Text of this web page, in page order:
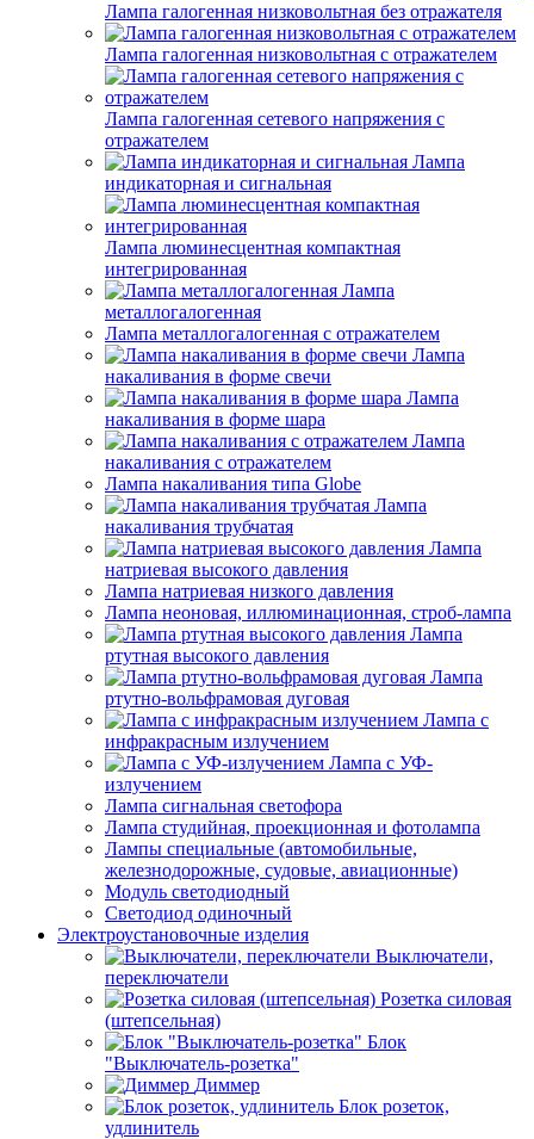
Лампа галогенная низковольтная без отражателя
Лампа галогенная низковольтная с отражателем
Лампа галогенная сетевого напряжения с
отражателем
Лампа
индикаторная и сигнальная
Лампа люминесцентная компактная
интегрированная
Лампа
металлогалогенная
Лампа металлогалогенная с отражателем
Лампа
накаливания в форме свечи
Лампа
накаливания в форме шара
Лампа
накаливания с отражателем
Лампа накаливания типа Globe
Лампа
накаливания трубчатая
Лампа
натриевая высокого давления
Лампа натриевая низкого давления
Лампа неоновая, иллюминационная, строб-лампа
Лампа
ртутная высокого давления
Лампа
ртутно-вольфрамовая дуговая
Лампа с
инфракрасным излучением
Лампа с УФ-
излучением
Лампа сигнальная светофора
Лампа студийная, проекционная и фотолампа
Лампы специальные (автомобильные,
железнодорожные, судовые, авиационные)
Модуль светодиодный
Светодиод одиночный
Электроустановочные изделия
Выключатели,
переключатели
Розетка силовая
(штепсельная)
Блок
"Выключатель-розетка"
Диммер
Блок розеток,
удлинитель